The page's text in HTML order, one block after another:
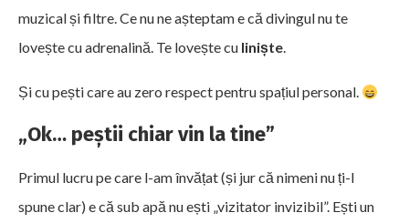
muzical și filtre. Ce nu ne așteptam e că divingul nu te
lovește cu adrenalină. Te lovește cu liniște.
Și cu pești care au zero respect pentru spațiul personal.
„Ok… peștii chiar vin la tine”
Primul lucru pe care l-am învățat (și jur că nimeni nu ți-l
spune clar) e că sub apă nu ești „vizitator invizibil”. Ești un